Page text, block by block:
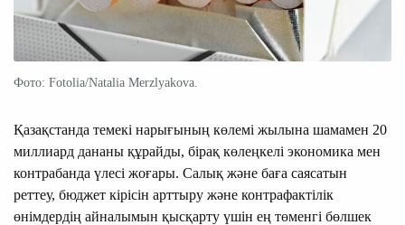
Фото: Fotolia/Natalia Merzlyakova.
Қазақстанда темекі нарығының көлемі жылына шамамен 20
миллиард дананы құрайды, бірақ көлеңкелі экономика мен
контрабанда үлесі жоғары. Салық және баға саясатын
реттеу, бюджет кірісін арттыру және контрафактілік
өнімдердің айналымын қысқарту үшін ең төменгі бөлшек